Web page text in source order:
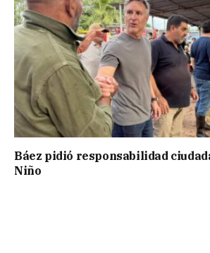
Báez pidió responsabilidad
Niño